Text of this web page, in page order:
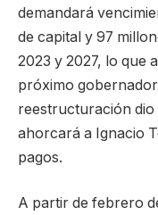
demandará
de capital y 97
2023 y 2027, lo que
próximo
reestructuración
ahorcará a Ignacio
pagos.
A partir de febrero